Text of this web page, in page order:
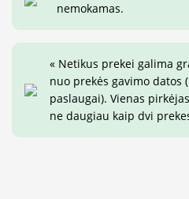
nemokamas.
« Netikus prekei galima
nuo prekės gavimo datos
paslaugai). Vienas
ne daugiau kaip dvi